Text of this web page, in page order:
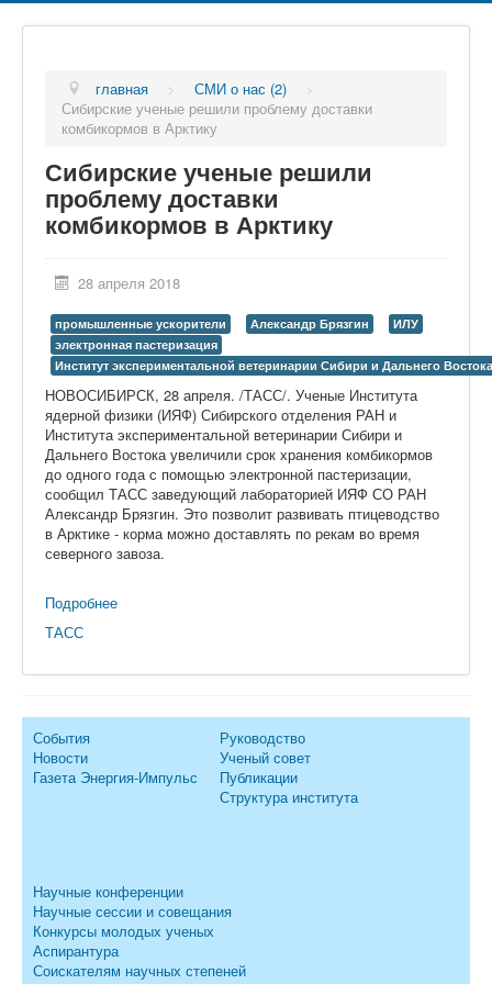
главная > СМИ о нас (2)
>
Сибирские ученые решили проблему доставки
комбикормов в Арктику
Сибирские ученые решили
проблему доставки
комбикормов в Арктику
28 апреля 2018
промышленные ускорители Александр Брязгин
ИЛУ
электронная пастеризация
Институт экспериментальной ветеринарии Сибири и Дальнего Востока
НОВОСИБИРСК, 28 апреля. /ТАСС/. Ученые Института
ядерной физики (ИЯФ) Сибирского отделения РАН и
Института экспериментальной ветеринарии Сибири и
Дальнего Востока увеличили срок хранения комбикормов
до одного года с помощью электронной пастеризации,
сообщил ТАСС заведующий лабораторией ИЯФ СО РАН
Александр Брязгин. Это позволит развивать птицеводство
в Арктике - корма можно доставлять по рекам во время
северного завоза.
Подробнее
ТАСС
События
Новости
Газета Энергия-Импульс
Руководство
Ученый совет
Публикации
Структура института
Научные конференции
Научные сессии и совещания
Конкурсы молодых ученых
Аспирантура
Соискателям научных степеней